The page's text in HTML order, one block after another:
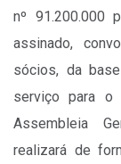
nº 91.200.000
assinado,
sócios, da
serviço para o
Assembleia
realizará de